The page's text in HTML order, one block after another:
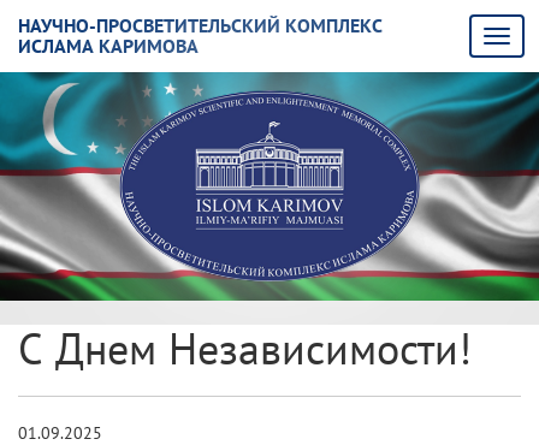
НАУЧНО-ПРОСВЕТИТЕЛЬСКИЙ КОМПЛЕКС
ИСЛАМА КАРИМОВА
С Днем Независимости!
01.09.2025